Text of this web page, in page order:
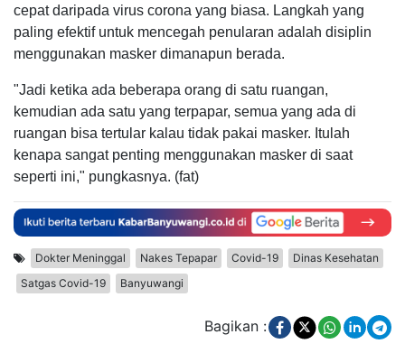
cepat daripada virus corona yang biasa. Langkah yang
paling efektif untuk mencegah penularan adalah disiplin
menggunakan masker dimanapun berada.
"Jadi ketika ada beberapa orang di satu ruangan,
kemudian ada satu yang terpapar, semua yang ada di
ruangan bisa tertular kalau tidak pakai masker. Itulah
kenapa sangat penting menggunakan masker di saat
seperti ini," pungkasnya. (fat)
Dokter Meninggal Nakes Tepapar Covid-19
Dinas Kesehatan
Satgas Covid-19
Banyuwangi
Bagikan :